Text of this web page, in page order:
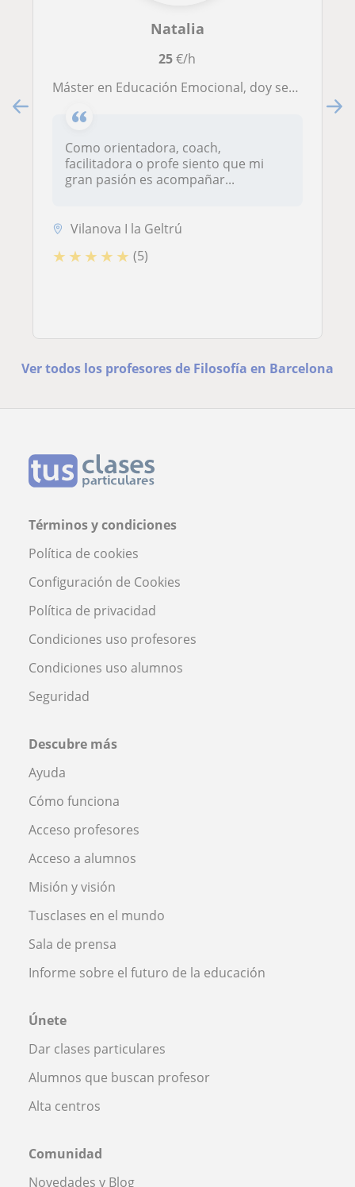
Natalia
25€/h
Máster en Educación Emocional, doy sesiones de coaching educativo
Como orientadora, coach,
facilitadora o profe siento que mi
gran pasión es acompañar...
Vilanova I la Geltrú
★ ★ ★ ★ ★ (5)
Ver todos los profesores de Filosofía en Barcelona
Términos y condiciones
Política de cookies
Configuración de Cookies
Política de privacidad
Condiciones uso profesores
Condiciones uso alumnos
Seguridad
Descubre más
Ayuda
Cómo funciona
Acceso profesores
Acceso a alumnos
Misión y visión
Tusclases en el mundo
Sala de prensa
Informe sobre el futuro de la educación
Únete
Dar clases particulares
Alumnos que buscan profesor
Alta centros
Comunidad
Novedades y Blog